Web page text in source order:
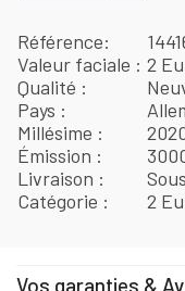
Référence
Valeur faciale
2
Qualité
Pays
Millésime
Émission
Livraison
Catégorie
2
Vos garanties &